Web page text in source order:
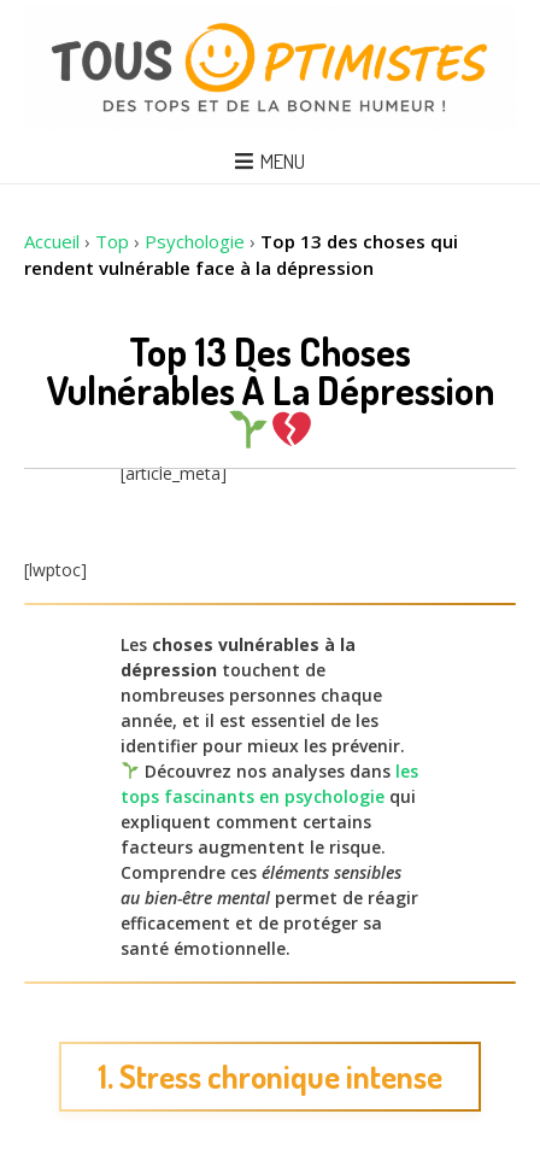
MENU
Accueil › Top › Psychologie › Top 13 des choses qui
rendent vulnérable face à la dépression
Top 13 Des Choses
Vulnérables À La Dépression
[article_meta]
[lwptoc]
Les choses vulnérables à la
dépression touchent de
nombreuses personnes chaque
année, et il est essentiel de les
identifier pour mieux les prévenir.
Découvrez nos analyses dans les
tops fascinants en psychologie qui
expliquent comment certains
facteurs augmentent le risque.
Comprendre ces éléments sensibles
au bien-être mental permet de réagir
efficacement et de protéger sa
santé émotionnelle.
1. Stress chronique intense